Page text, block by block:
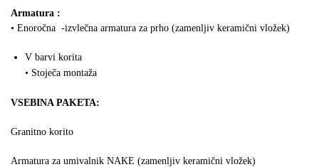
Armatura :
• Enoročna -izvlečna armatura za prho (zamenljiv keramični vložek)
V barvi korita
• Stoječa montaža
VSEBINA PAKETA:
Granitno korito
Armatura za umivalnik NAKE (zamenljiv keramični vložek)